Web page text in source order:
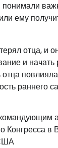
понимали
ему
отца, и
и начать
раннего
Конгресса в